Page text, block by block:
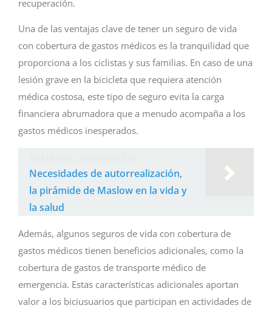
recuperación.
Una de las ventajas clave de tener un seguro de vida
con cobertura de gastos médicos es la tranquilidad que
proporciona a los ciclistas y sus familias. En caso de una
lesión grave en la bicicleta que requiera atención
médica costosa, este tipo de seguro evita la carga
financiera abrumadora que a menudo acompaña a los
gastos médicos inesperados.
Necesidades de autorrealización,
la pirámide de Maslow en la vida y
la salud
Además, algunos seguros de vida con cobertura de
gastos médicos tienen beneficios adicionales, como la
cobertura de gastos de transporte médico de
emergencia. Estas características adicionales aportan
valor a los biciusuarios que participan en actividades de